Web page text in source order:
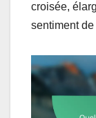
croisée,
sentiment